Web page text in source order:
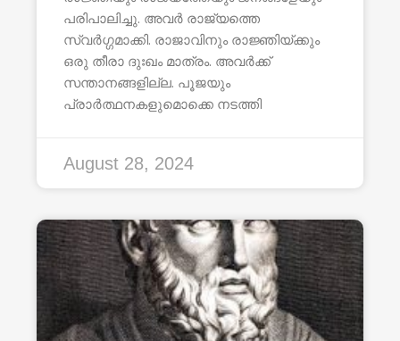
പരിപാലിച്ചു. അവർ രാജ്യത്തെ
സ്വർഗ്ഗമാക്കി. രാജാവിനും രാജ്ഞിയ്ക്കും
ഒരു തീരാ ദുഃഖം മാത്രം. അവർക്ക്
സന്താനങ്ങളില്ല. പൂജയും
പ്രാർത്ഥനകളുമൊക്കെ നടത്തി
August 28, 2024